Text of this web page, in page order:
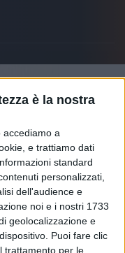
è la nostra
accediamo a
e trattiamo dati
standard
personalizzati,
dell'audience e
noi e i nostri 1733
geolocalizzazione e
Puoi fare clic
trattamento per le